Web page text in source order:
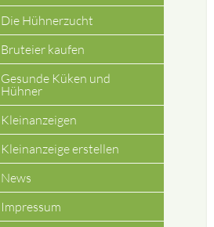
Die Hühnerzucht
Bruteier kaufen
Gesunde Küken und
Hühner
Kleinanzeigen
Kleinanzeige erstellen
News
Impressum